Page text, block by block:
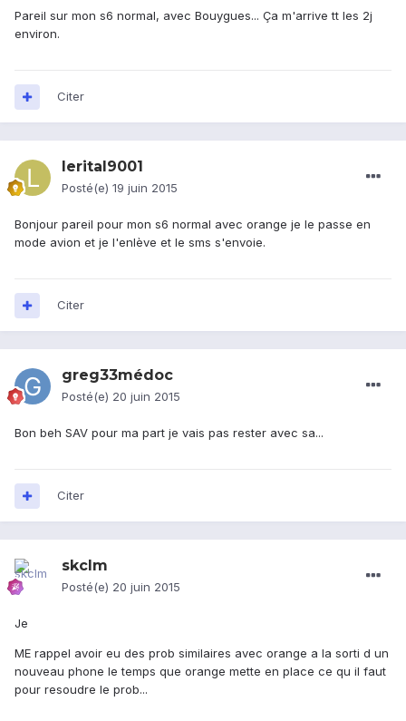
Pareil sur mon s6 normal, avec Bouygues... Ça m'arrive tt les 2j
environ.
Citer
lerital9001
Posté(e) 19 juin 2015
Bonjour pareil pour mon s6 normal avec orange je le passe en
mode avion et je l'enlève et le sms s'envoie.
Citer
greg33médoc
Posté(e) 20 juin 2015
Bon beh SAV pour ma part je vais pas rester avec sa...
Citer
skclm
Posté(e) 20 juin 2015
Je
ME rappel avoir eu des prob similaires avec orange a la sorti d un
nouveau phone le temps que orange mette en place ce qu il faut
pour resoudre le prob...